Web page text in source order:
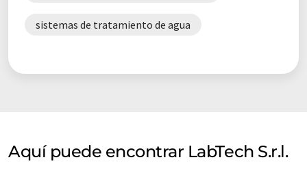
sistemas de tratamiento de agua
Aquí puede encontrar LabTech S.r.l.